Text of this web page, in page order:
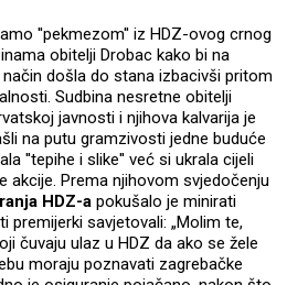
''pekmezom'' iz HDZ-ovog crnog
obitelji Drobac kako bi na
došla do stana izbacivši pritom
Sudbina nesretne obitelji
javnosti i njihova kalvarija je
na putu gramzivosti jedne buduće
''tepihe i slike'' već si ukrala cijeli
akcije. Prema njihovom svjedočenju
HDZ-a pokušalo je minirati
premijerki savjetovali: „Molim te,
čuvaju ulaz u HDZ da ako se žele
moraju poznavati zagrebačke